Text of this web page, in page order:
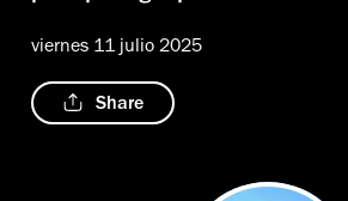
viernes 11 julio 2025
Share